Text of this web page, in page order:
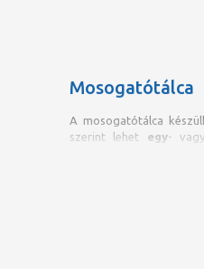
Mosogatótálca
A mosogatótálca
szerint lehet egy-